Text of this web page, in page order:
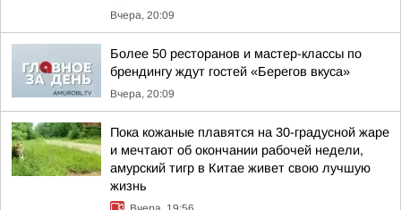
Вчера, 20:09
Более 50 ресторанов и мастер-классы по
брендингу ждут гостей «Берегов вкуса»
Вчера, 20:09
Пока кожаные плавятся на 30-градусной жаре
и мечтают об окончании рабочей недели,
амурский тигр в Китае живет свою лучшую
жизнь